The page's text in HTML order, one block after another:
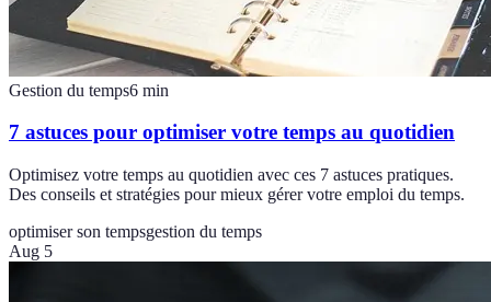
Gestion du temps6 min
7 astuces pour optimiser votre temps au quotidien
Optimisez votre temps au quotidien avec ces 7 astuces pratiques.
Des conseils et stratégies pour mieux gérer votre emploi du temps.
optimiser son tempsgestion du temps
Aug 5